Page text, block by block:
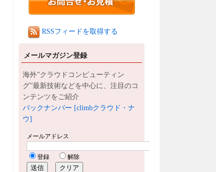
RSSフィードを取得する
メールマガジン登録
海外”クラウドコンピューティン
グ”最新技術などを中心に、注目のコ
ンテンツをご紹介
バックナンバー [climbクラウド・ナ
ウ]